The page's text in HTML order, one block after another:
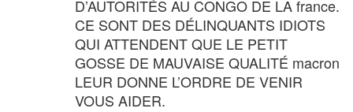
D’AUTORITÉS AU CONGO DE LA france.
CE SONT DES DÉLINQUANTS IDIOTS
QUI ATTENDENT QUE LE PETIT
GOSSE DE MAUVAISE QUALITÉ macron
LEUR DONNE L’ORDRE DE VENIR
VOUS AIDER.